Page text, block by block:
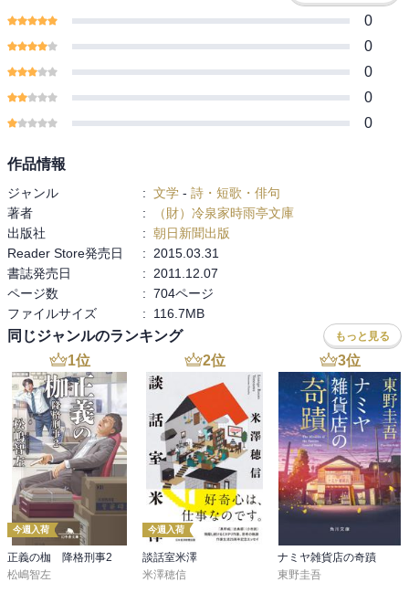
0
0
0
0
0
作品情報
ジャンル : 文学 - 詩・短歌・俳句
著者
:
（財）冷泉家時雨亭文庫
出版社
: 朝日新聞出版
Reader Store発売日
:
2015.03.31
書誌発売日
:
2011.12.07
ページ数
: 704ページ
ファイルサイズ
: 116.7MB
同じジャンルのランキング もっと見る
1位
今週入荷
正義の枷 降格刑事2
松嶋智左
2位
今週入荷
談話室米澤
米澤穂信
3位
ナミヤ雑貨店の奇蹟
東野圭吾